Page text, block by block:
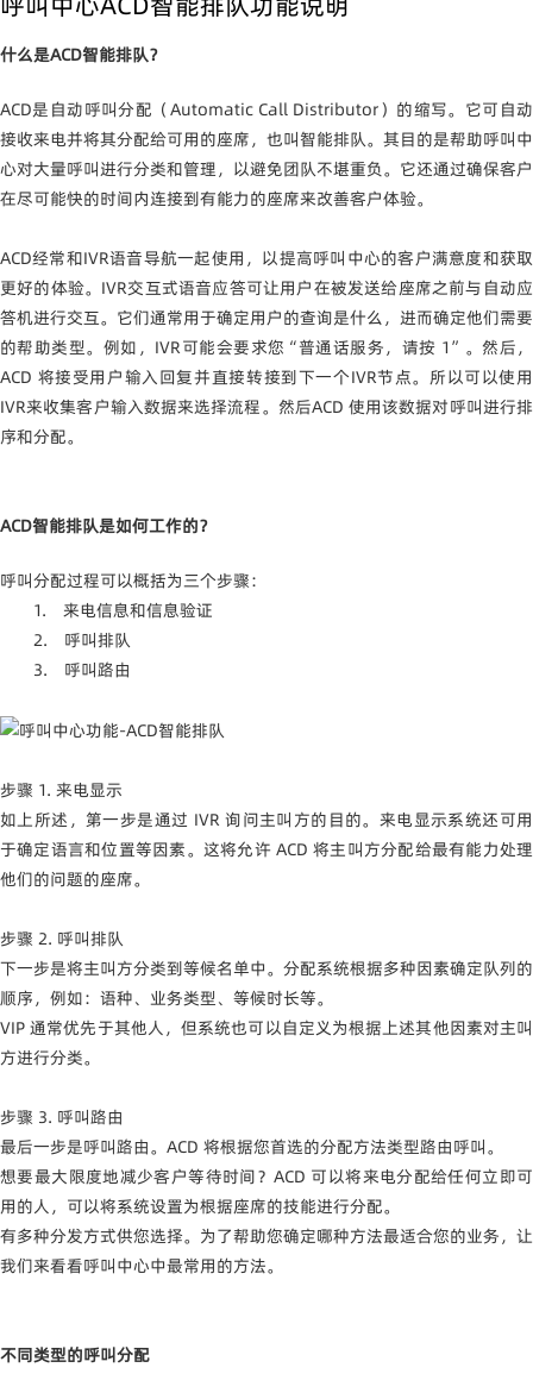
什么是ACD智能排队？
ACD是自动呼叫分配（Automatic Call Distributor）的缩写。它可自动
接收来电并将其分配给可用的座席，也叫智能排队。其目的是帮助呼叫中
心对大量呼叫进行分类和管理，以避免团队不堪重负。它还通过确保客户
在尽可能快的时间内连接到有能力的座席来改善客户体验。
ACD经常和IVR语音导航一起使用，以提高呼叫中心的客户满意度和获取
更好的体验。IVR交互式语音应答可让用户在被发送给座席之前与自动应
答机进行交互。它们通常用于确定用户的查询是什么，进而确定他们需要
的帮助类型。例如，IVR可能会要求您“普通话服务，请按 1”。然后，
ACD 将接受用户输入回复并直接转接到下一个IVR节点。所以可以使用
IVR来收集客户输入数据来选择流程。然后ACD 使用该数据对呼叫进行排
序和分配。
ACD智能排队是如何工作的？
呼叫分配过程可以概括为三个步骤：
1.
来电信息和信息验证
2.
呼叫排队
3.
呼叫路由
步骤 1. 来电显示
如上所述，第一步是通过 IVR 询问主叫方的目的。来电显示系统还可用
于确定语言和位置等因素。这将允许 ACD 将主叫方分配给最有能力处理
他们的问题的座席。
步骤 2. 呼叫排队
下一步是将主叫方分类到等候名单中。分配系统根据多种因素确定队列的
顺序，例如：语种、业务类型、等候时长等。
VIP通常优先于其他人，但系统也可以自定义为根据上述其他因素对主叫
方进行分类。
步骤 3. 呼叫路由
最后一步是呼叫路由。ACD 将根据您首选的分配方法类型路由呼叫。
想要最大限度地减少客户等待时间？ACD 可以将来电分配给任何立即可
用的人，可以将系统设置为根据座席的技能进行分配。
有多种分发方式供您选择。为了帮助您确定哪种方法最适合您的业务，让
我们来看看呼叫中心中最常用的方法。
不同类型的呼叫分配